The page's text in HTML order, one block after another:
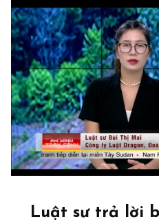
Luật sư trả lời